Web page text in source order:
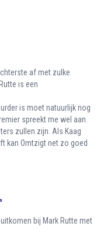
af met zulke
is een
is moet natuurlijk nog
spreekt me wel aan.
zullen zijn. Als Kaag
kan Omtzigt net zo goed
bij Mark Rutte met